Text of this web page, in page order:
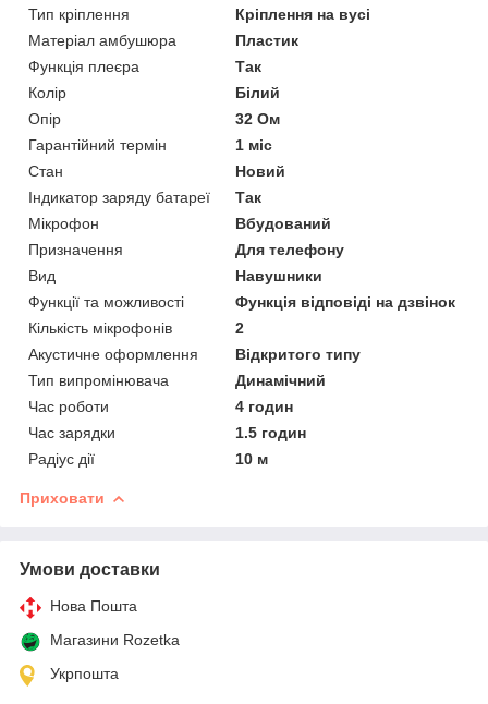
Тип кріплення
Кріплення на вусі
Матеріал амбушюра
Пластик
Функція плеєра
Так
Колір
Білий
Опір
32 Ом
Гарантійний термін
1 міс
Стан
Новий
Індикатор заряду батареї
Так
Мікрофон
Вбудований
Призначення
Для телефону
Вид
Навушники
Функції та можливості
Функція відповіді на дзвінок
Кількість мікрофонів
2
Акустичне оформлення
Відкритого типу
Тип випромінювача
Динамічний
Час роботи
4 годин
Час зарядки
1.5 годин
Радіус дії
10 м
Приховати
Умови доставки
Нова Пошта
Магазини Rozetka
Укрпошта